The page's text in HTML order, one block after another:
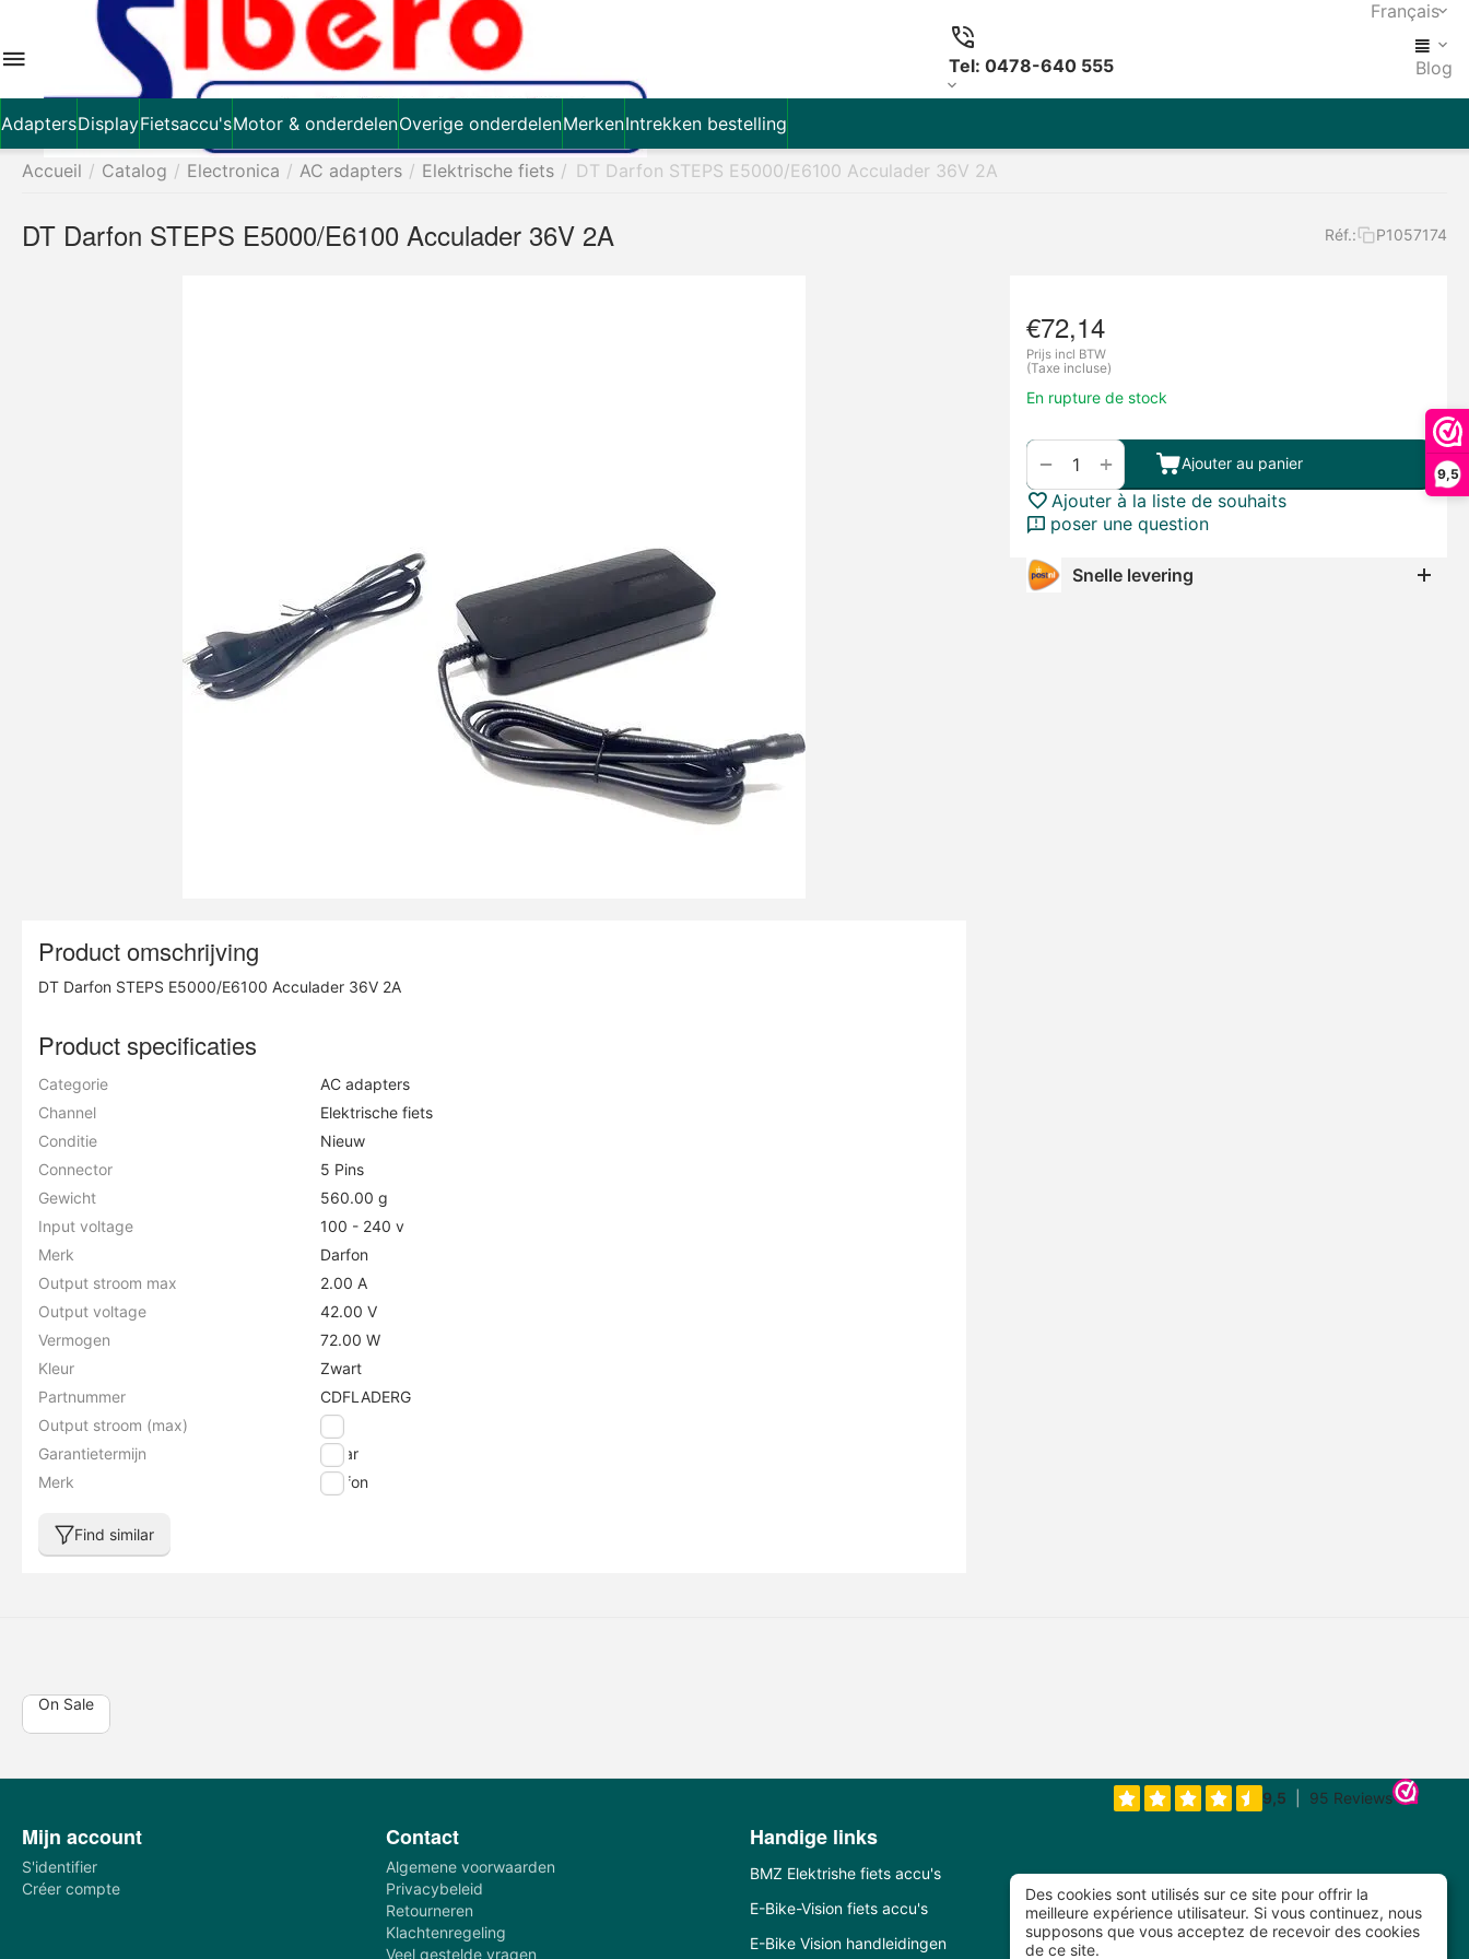
9,5
Français
Tel: 0478-640 555 Blog
AdaptersDisplayFietsaccu'sMotor & onderdelenOverige onderdelenMerkenIntrekken bestelling
Accueil / Catalog / Electronica / AC adapters / Elektrische fiets / DT Darfon STEPS E5000/E6100 Acculader 36V 2A
DT Darfon STEPS E5000/E6100 Acculader 36V 2A Réf.: P1057174
€72,14
Prijs incl BTW
(Taxe incluse)
En rupture de stock
+
− Ajouter au panier
Ajouter à la liste de souhaits
poser une question
Snelle levering
Product omschrijving
DT Darfon STEPS E5000/E6100 Acculader 36V 2A
Product specificaties
Categorie
AC adapters
Channel
Elektrische fiets
Conditie
Nieuw
Connector
5 Pins
Gewicht
560.00 g
Input voltage
100 - 240 v
Merk
Darfon
Output stroom max
2.00 A
Output voltage
42.00 V
Vermogen
72.00 W
Kleur
Zwart
Partnummer
CDFLADERG
Output stroom (max)
2 A
Garantietermijn
1 jaar
Merk
Darfon
Find similar
On Sale
Mijn account
S'identifier
Créer compte
Contact
Algemene voorwaarden
Privacybeleid
Retourneren
Klachtenregeling
Veel gestelde vragen
Handige links
BMZ Elektrishe fiets accu's
E-Bike-Vision fiets accu's
E-Bike Vision handleidingen
Des cookies sont utilisés sur ce site pour offrir la
meilleure expérience utilisateur. Si vous continuez, nous
supposons que vous acceptez de recevoir des cookies
de ce site.